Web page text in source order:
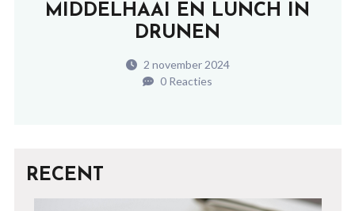
MIDDELHAAI EN LUNCH IN
DRUNEN
2 november 2024
0 Reacties
RECENT